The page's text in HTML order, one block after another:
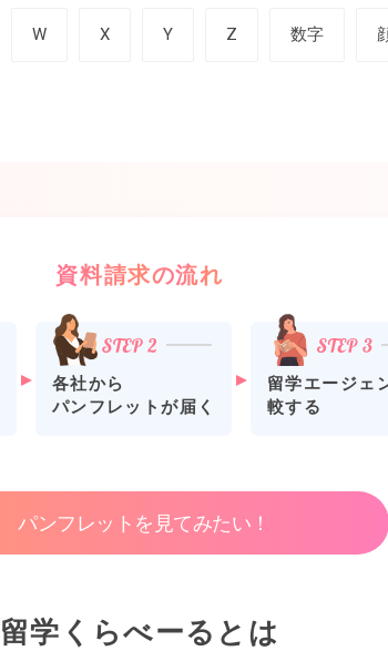
W X Y Z 数字
資料請求の流れ
各社から
パンフレットが届く
留学エージェ
較する
パンフレットを見てみたい！
留学くらべーるとは